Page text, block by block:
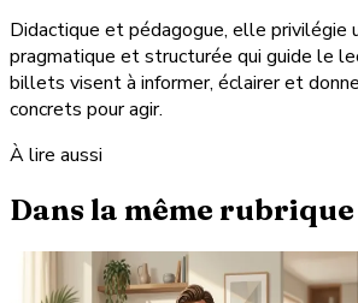
Didactique et pédagogue, elle privilégie
pragmatique et structurée qui guide le
billets visent à informer, éclairer et
concrets pour agir.
À lire aussi
Dans la même rubrique